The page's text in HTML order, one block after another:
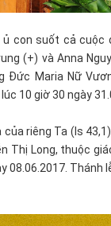
con suốt cả cuộc
(+) và Anna
Maria Nữ
10 giờ 30 ngày
riêng Ta (Is
Thị Long, thuộc
08.06.2017.